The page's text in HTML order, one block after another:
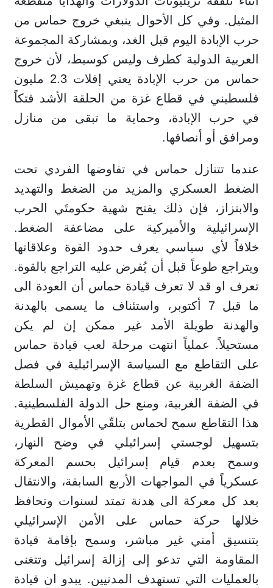
المثيل. وفي كل الأحوال ينبغي خروج حماس من
حرب الإبادة اليوم قبل الغد، وبمشاركة المجموعة
العربية الدولية كطرف وليس كوسيط، لأن خروج
حماس من حرب الإبادة يعني إفلات 2.3 مليون
فلسطيني في قطاع غزة من الحلقة الأشد فتكاً
في حرب الإبادة، وحماية ما تبقى من منازل
ومرافق أو أنصافها.
عندما تتنازل حماس في تفاوضها الفردي تحت
الضغط العسكري والمزيد من الضغط والتهديد
والابتزاز، فإن ذلك يفتح شهية حكومتَي الحرب
الإسرائيلية والأميركية على مضاعفة الضغط.
خلافاً لأي سياسي يعرف حدود القوة وعلاقاتها
ويتراجع طوعاً قبل أن يُفرض عليه التراجع بالقوة.
تعرف او قد لا تعرف قيادة حماس أن العودة الى
ما قبل 7 أكتوبر، واستئناف ما يسمى بالهدنة
والهدنة طويلة الأمد غير ممكن إن لم يكن
مستحيلاً. عملياً انتهت مرحلة لعب قيادة حماس
على التقاطع مع السياسة الإسرائيلية في فصل
الضفة الغربية عن قطاع غزة وتهميش السلطة
في الضفة الغربية، ومنع حل الدولة الفلسطينية.
هذا التقاطع سمح لحماس بتلقّي الأموال القطرية
بتسهيل لوجستي إسرائيلي في وضح النهار،
وسمح بعدم قيام إسرائيل بحسم المعركة
عسكرياً في المواجهات الأربع السابقة، والانتقال
بعد كل معركة الى هدنة تمتد لسنوات وتحافظ
خلالها حركة حماس على الأمن الإسرائيلي
بتنسيق أمني غير مباشر، وسمح بإقامة قيادة
المقاومة التي تدعو إلى إزالة إسرائيل وتتغنى
بالعمليات التي تستهدف المدنيين. يبدو ان قيادة